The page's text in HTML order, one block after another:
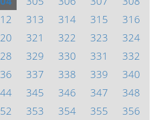
313 314 315
316
321 322 323
324
329 330 331
332
337 338 339
340
345 346 347
348
353 354 355 356